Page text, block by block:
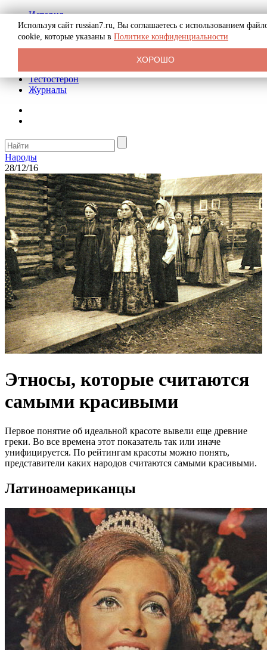
История
Биография
Криминал
Реклама на сайте
Тестостерон
Журналы
Народы
28/12/16
Этносы, которые считаются
самыми красивыми
Первое понятие об идеальной красоте вывели еще древние
греки. Во все времена этот показатель так или иначе
унифицируется. По рейтингам красоты можно понять,
представители каких народов считаются самыми красивыми.
Латиноамериканцы
Используя сайт russian7.ru, Вы соглашаетесь с использованием
cookie, которые указаны в Политике конфиденциальности
ХОРОШО